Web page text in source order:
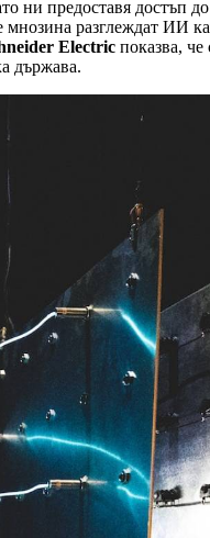
ни предоставя достъп
мнозина разглеждат ИИ
Electric показва, че
държава.